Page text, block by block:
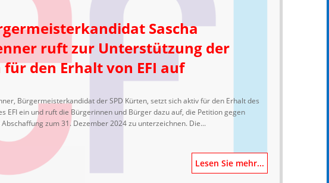
Sascha
ruft zur Unterstützung der
den Erhalt von EFI auf
Bürgermeisterkandidat der SPD Kürten, setzt sich aktiv für den Erhalt des
EFI ein und ruft die Bürgerinnen und Bürger dazu auf, die Petition gegen
zum 31. Dezember 2024 zu unterzeichnen. Die...
Lesen Sie mehr...